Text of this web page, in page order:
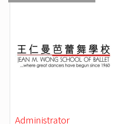
Administrator